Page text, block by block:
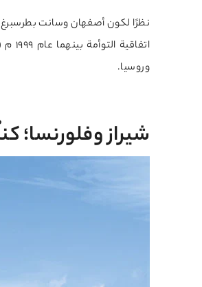
نظرًا لكون أصفهان وسانت بطرسبرغ
وروسيا.
شيراز وفلورنسا؛